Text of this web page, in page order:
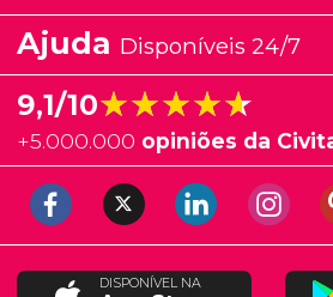
Ajuda Disponíveis 24/7
9,1/10★★★★★
★★★★★
+5.000.000 opiniões da
DISPONÍVEL NA